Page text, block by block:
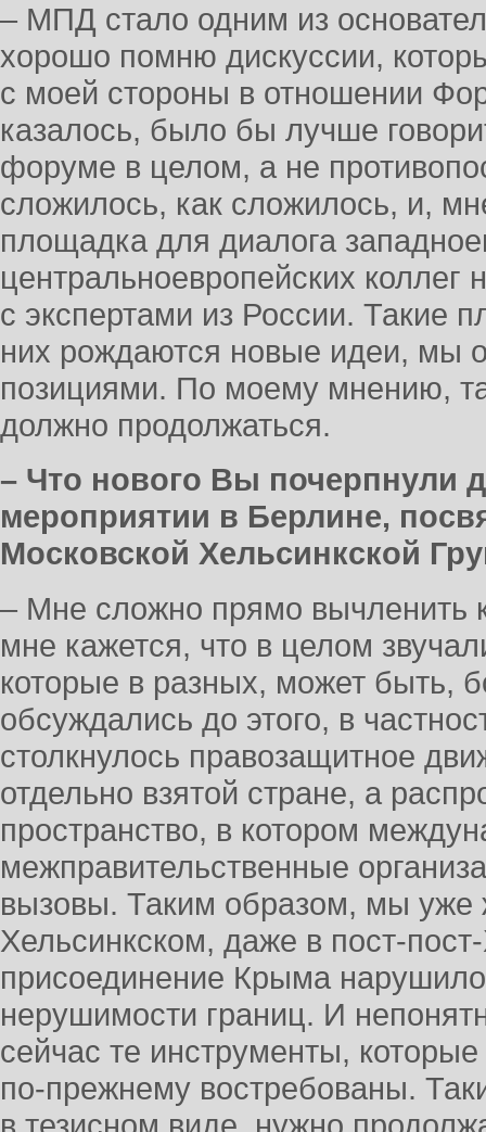
– МПД стало одним из
хорошо помню дискуссии,
с моей стороны в отношении
казалось, было бы лучше
форуме в целом, а не
сложилось, как сложилось, и,
площадка для диалога
центральноевропейских
с экспертами из России. Такие
них рождаются новые идеи, мы
позициями. По моему мнению,
должно продолжаться.
– Что нового Вы почерпнули
мероприятии в Берлине,
Московской Хельсинкской
– Мне сложно прямо вычленить
мне кажется, что в целом
которые в разных, может быть,
обсуждались до этого, в
столкнулось правозащитное
отдельно взятой стране, а
пространство, в котором
межправительственные
вызовы. Таким образом, мы уже
Хельсинкском, даже в пост-
присоединение Крыма
нерушимости границ. И
сейчас те инструменты,
по-прежнему востребованы.